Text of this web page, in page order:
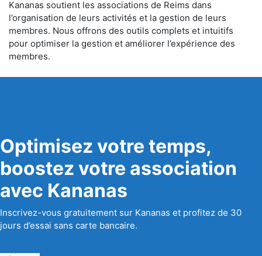
Kananas soutient les associations de Reims dans
l’organisation de leurs activités et la gestion de leurs
membres. Nous offrons des outils complets et intuitifs
pour optimiser la gestion et améliorer l’expérience des
membres.
Optimisez votre temps,
boostez votre association
avec Kananas
Inscrivez-vous gratuitement sur Kananas et profitez de 30
jours d’essai sans carte bancaire.